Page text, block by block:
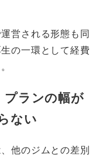
営される形態も同
の一環として経費
プランの幅が
ない
他のジムとの差別